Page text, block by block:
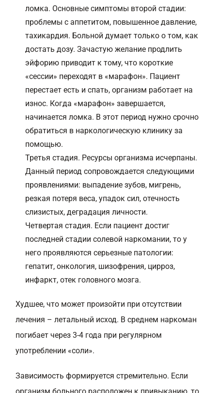
ломка. Основные симптомы второй стадии:
проблемы с аппетитом, повышенное давление,
тахикардия. Больной думает только о том, как
достать дозу. Зачастую желание продлить
эйфорию приводит к тому, что короткие
«сессии» переходят в «марафон». Пациент
перестает есть и спать, организм работает на
износ. Когда «марафон» завершается,
начинается ломка. В этот период нужно срочно
обратиться в наркологическую клинику за
помощью.
Третья стадия. Ресурсы организма исчерпаны.
Данный период сопровождается следующими
проявлениями: выпадение зубов, мигрень,
резкая потеря веса, упадок сил, отечность
слизистых, деградация личности.
Четвертая стадия. Если пациент достиг
последней стадии солевой наркомании, то у
него проявляются серьезные патологии:
гепатит, онкология, шизофрения, цирроз,
инфаркт, отек головного мозга.
Худшее, что может произойти при отсутствии
лечения – летальный исход. В среднем наркоман
погибает через 3-4 года при регулярном
употреблении «соли».
Зависимость формируется стремительно. Если